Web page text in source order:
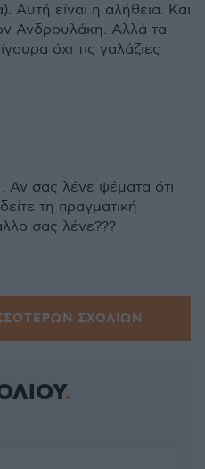
είναι η αλήθεια. Και
Ανδρουλάκη. Αλλά τα
όχι τις γαλάζιες
. Αν σας λένε ψέματα ότι
τη πραγματική
σας λένε???
ΣΧΟΛΙΩΝ